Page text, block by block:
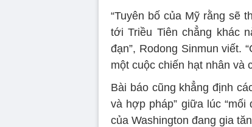
“Tuyên bố của Mỹ rằng sẽ
tới Triều Tiên chẳng khác
đạn”, Rodong Sinmun viết.
một cuộc chiến hạt nhân và
Bài báo cũng khẳng định
và hợp pháp” giữa lúc
của Washington đang gia